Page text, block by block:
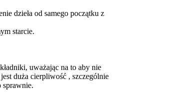
dzieła od samego początku z
starcie.
uważając na to aby nie
duża cierpliwość , szczególnie
sprawnie.